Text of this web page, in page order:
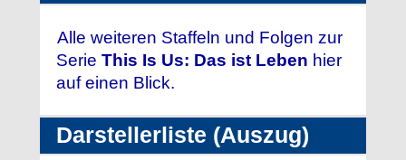
Alle weiteren Staffeln und Folgen zur
Serie This Is Us: Das ist Leben hier
auf einen Blick.
Darstellerliste (Auszug)